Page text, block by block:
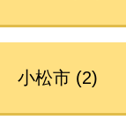
小松市 (2)